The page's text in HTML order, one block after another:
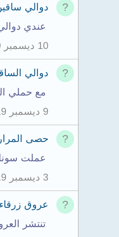
دوالي
عندي
10 ديسمبر 2019
دوالي
مع حملي
9 ديسمبر 2019
حصى
عملت
3 ديسمبر 2019
عروق
تنتشر